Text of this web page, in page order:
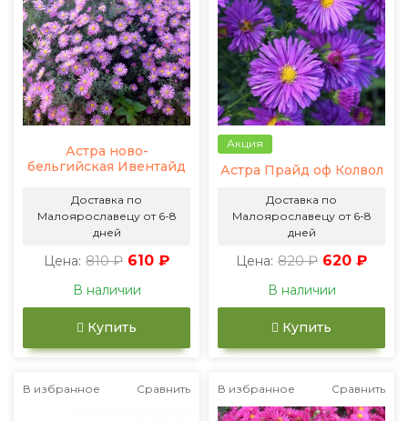
Астра ново-
бельгийская Ивентайд
Доставка по
Малоярославецу от 6-8
дней
Цена: 810 ₽ 610 ₽
В наличии
Купить
Акция
Астра Прайд оф Колвол
Доставка по
Малоярославецу от 6-8
дней
Цена: 820 ₽ 620 ₽
В наличии
Купить
В избранное Сравнить В избранное Сравнить